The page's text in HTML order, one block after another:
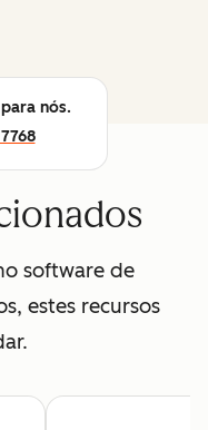
nós.
software de
estes recursos